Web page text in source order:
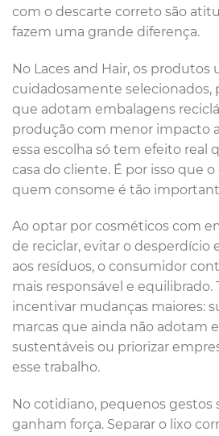
com o descarte correto são
fazem uma grande diferença.
No Laces and Hair, os produtos
cuidadosamente selecionados,
que adotam embalagens
produção com menor impacto
essa escolha só tem efeito real
casa do cliente. É por isso que
quem consome é tão
Ao optar por cosméticos com
de reciclar, evitar o desperdício
aos resíduos, o consumidor
mais responsável e equilibrado.
incentivar mudanças maiores:
marcas que ainda não adotam
sustentáveis ou priorizar
esse trabalho.
No cotidiano, pequenos gestos
ganham força. Separar o lixo